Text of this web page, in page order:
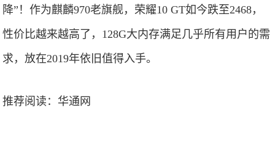
降”！作为麒麟970老旗舰，荣耀10 GT如今跌至2468，
性价比越来越高了，128G大内存满足几乎所有用户的需
求，放在2019年依旧值得入手。
推荐阅读： 华通网